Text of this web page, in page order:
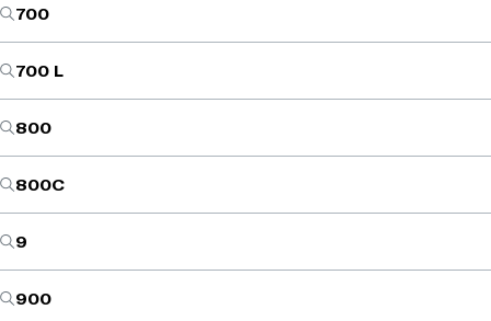
700
700 L
800
800C
9
900